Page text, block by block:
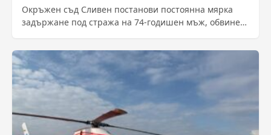
Окръжен съд Сливен постанови постоянна мярка
задържане под стража на 74-годишен мъж, обвинен